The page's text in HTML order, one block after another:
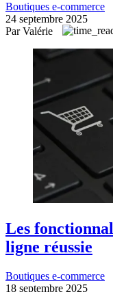
Boutiques e-commerce
24 septembre 2025
Par Valérie
Les
ligne réussie
Boutiques e-commerce
18 septembre 2025